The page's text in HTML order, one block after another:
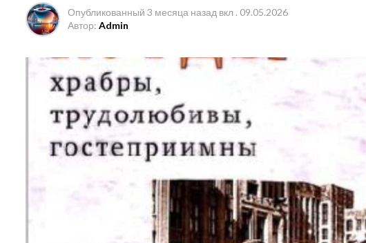
Опубликованный 3 месяца назад вкл . 09.05.2026
Автор: Admin